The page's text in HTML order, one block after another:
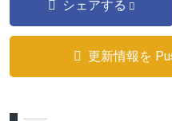
シェアする
更新情報を